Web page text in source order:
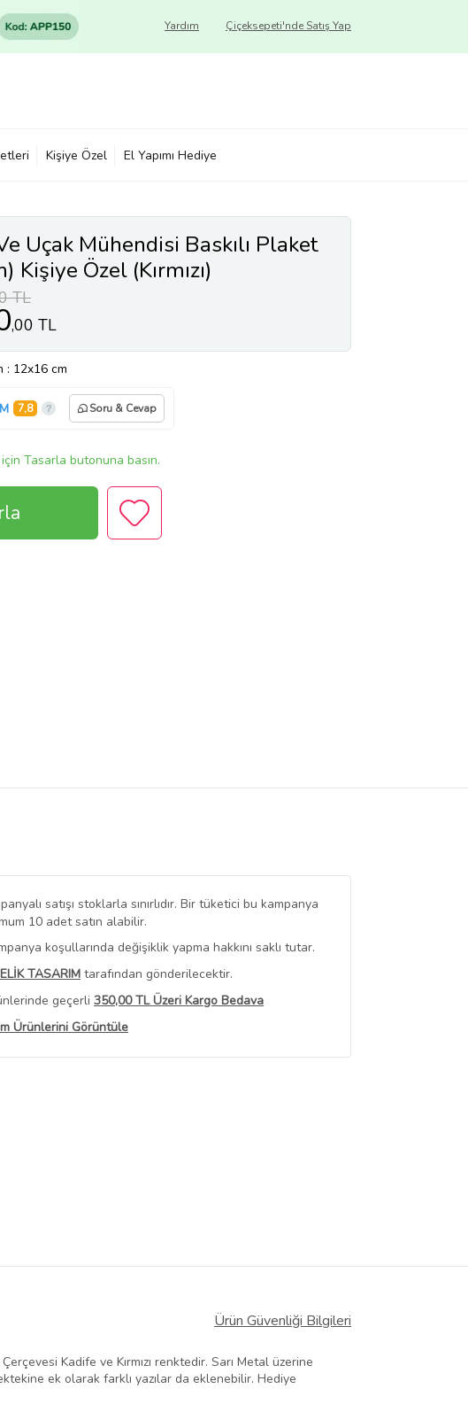
Çiçeksepeti'nde Satış Yap
Yardım
Kişiye Özel El Yapımı Hediye
Uçak Mühendisi Baskılı Plaket
Kişiye Özel (Kırmızı)
TL
,00 TL
: 12x16 cm
7,8 Soru & Cevap
Tasarla butonuna basın.
satışı stoklarla sınırlıdır. Bir tüketici bu kampanya
10 adet satın alabilir.
koşullarında değişiklik yapma hakkını saklı tutar.
TASARIM tarafından gönderilecektir.
geçerli 350,00 TL Üzeri Kargo Bedava
Ürünlerini Görüntüle
gördüğünüz fiyat bilgileri, satıcı tarafından
Ürün Güvenliği Bilgileri
Kadife ve Kırmızı renktedir. Sarı Metal üzerine
ek olarak farklı yazılar da eklenebilir. Hediye